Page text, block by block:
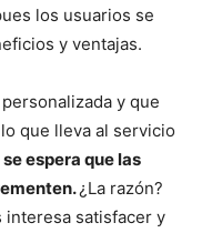
los usuarios se
y ventajas.
y que
que lleva al servicio
espera que las
¿La razón?
interesa satisfacer y